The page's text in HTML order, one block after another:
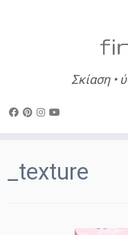
content
Σκίαση •
_texture